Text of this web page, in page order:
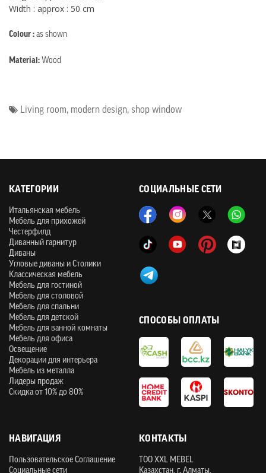
Width : approx : 50 cm
Colour : as shown
Material: Wood
Living room, modern design, shop window
СОЦИАЛЬНЫЕ СЕТИ
КАТЕГОРИИ
Итальянская мебель
Мебель для прихожей
Честерфилд
Диванный гарнитур
Диваны
Угловые диваны и Столики
Классическая мебель
Мебель для гостиной
Мебель для столовой
Мебель для спальни
Мебель для детской
Мебель для ванной комнаты
Мебель для офиса
Освещение
Декорации для интерьера
Мебель из металла
Лидеры продаж
Скидка от 10% до 80%
НАВИГАЦИЯ
Пользовательское Соглашение
Социальные сети
СПОСОБЫ ОПЛАТЫ
КОНТАКТЫ
ТOO XXL MEBEL
Казахстан, г. Алматы,